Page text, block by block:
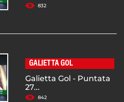
832
GALIETTA GOL
Galietta Gol - Puntata
27...
842